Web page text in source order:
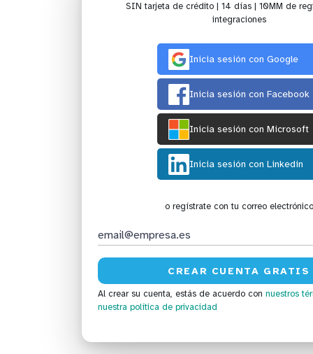
SIN tarjeta de crédito | 14 días | 10MM de
integraciones
Inicia sesión con Google
Inicia sesión con Facebook
Inicia sesión con Microsoft
Inicia sesión con Linkedin
o regístrate con tu correo electrónico
Al crear su cuenta, estás de acuerdo con nuestros
nuestra política de privacidad